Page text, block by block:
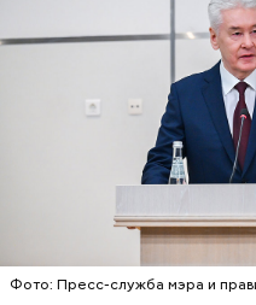
Фото: Пресс-служба мэра и
СЕРГЕЙ СОБЯНИН
Ранее он сообщил, что
стали
дипломы призеров на
«Большая перемена».